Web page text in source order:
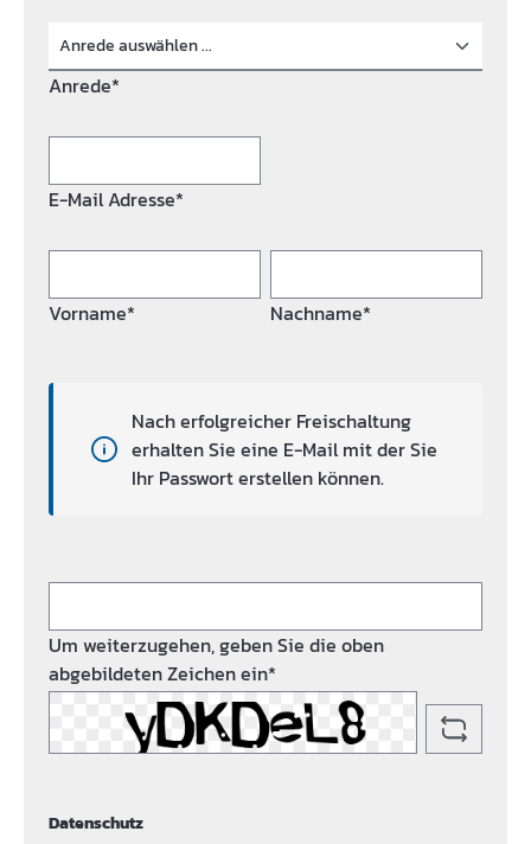
Anrede*
E-Mail Adresse*
Vorname* Nachname*
Nach erfolgreicher Freischaltung
erhalten Sie eine E-Mail mit der Sie
Ihr Passwort erstellen können.
Um weiterzugehen, geben Sie die oben
abgebildeten Zeichen ein*
Datenschutz